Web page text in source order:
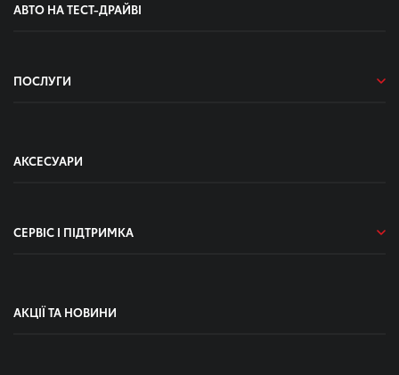
АВТО НА ТЕСТ-ДРАЙВІ
ПОСЛУГИ
АКСЕСУАРИ
СЕРВІС І ПІДТРИМКА
АКЦІЇ ТА НОВИНИ